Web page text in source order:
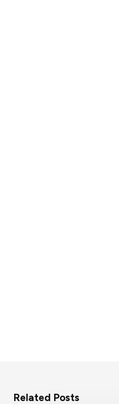
Related Posts